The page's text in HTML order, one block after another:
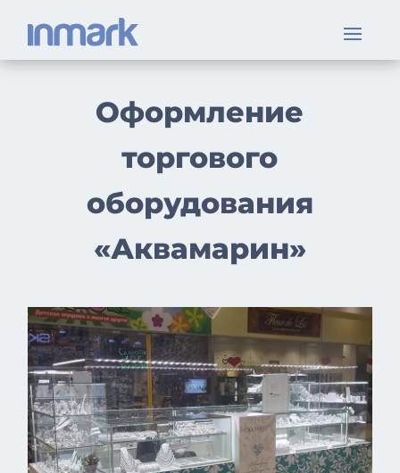
Оформление
торгового
оборудования
«Аквамарин»